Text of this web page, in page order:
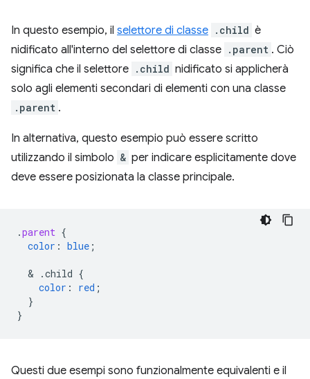
In questo esempio, il selettore di classe .child è
nidificato all'interno del selettore di classe .parent . Ciò
significa che il selettore .child nidificato si applicherà
solo agli elementi secondari di elementi con una classe
.parent .
In alternativa, questo esempio può essere scritto
utilizzando il simbolo & per indicare esplicitamente dove
deve essere posizionata la classe principale.
.parent {
color : blue ;
  &
.child {
color : red ;
}
}
Questi due esempi sono funzionalmente equivalenti e il